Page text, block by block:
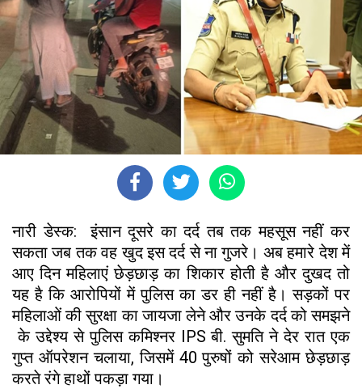
नारी डेस्क: इंसान दूसरे का दर्द तब तक महसूस नहीं कर
सकता जब तक वह खुद इस दर्द से ना गुजरे। अब हमारे देश में
आए दिन महिलाएं छेड़छाड़ का शिकार होती है और दुखद तो
यह है कि आरोपियों में पुलिस का डर ही नहीं है। सड़कों पर
महिलाओं की सुरक्षा का जायजा लेने और उनके दर्द को समझने
के उद्देश्य से पुलिस कमिश्नर IPS बी. सुमति ने देर रात एक
गुप्त ऑपरेशन चलाया, जिसमें 40 पुरुषों को सरेआम छेड़छाड़
करते रंगे हाथों पकड़ा गया।